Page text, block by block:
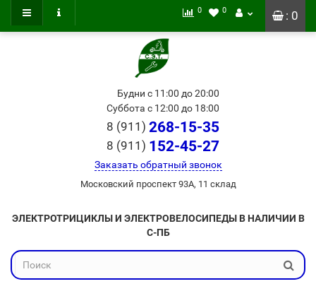
: 0
0 0
Будни с 11:00 до 20:00
Суббота с 12:00 до 18:00
8 (911) 268-15-35
8 (911) 152-45-27
Заказать обратный звонок
Московский проспект 93А, 11 склад
ЭЛЕКТРОТРИЦИКЛЫ И ЭЛЕКТРОВЕЛОСИПЕДЫ В НАЛИЧИИ В
С-ПБ